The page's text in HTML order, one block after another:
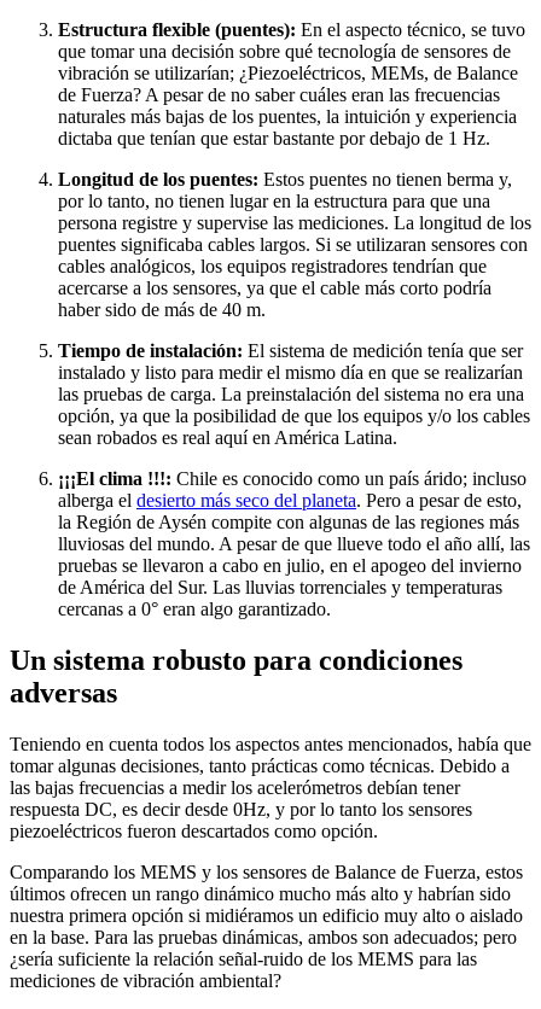
Estructura flexible (puentes): En el aspecto técnico, se tuvo
que tomar una decisión sobre qué tecnología de sensores de
vibración se utilizarían; ¿Piezoeléctricos, MEMs, de Balance
de Fuerza? A pesar de no saber cuáles eran las frecuencias
naturales más bajas de los puentes, la intuición y experiencia
dictaba que tenían que estar bastante por debajo de 1 Hz.
Longitud de los puentes: Estos puentes no tienen berma y,
por lo tanto, no tienen lugar en la estructura para que una
persona registre y supervise las mediciones. La longitud de los
puentes significaba cables largos. Si se utilizaran sensores con
cables analógicos, los equipos registradores tendrían que
acercarse a los sensores, ya que el cable más corto podría
haber sido de más de 40 m.
Tiempo de instalación: El sistema de medición tenía que ser
instalado y listo para medir el mismo día en que se realizarían
las pruebas de carga. La preinstalación del sistema no era una
opción, ya que la posibilidad de que los equipos y/o los cables
sean robados es real aquí en América Latina.
¡¡¡El clima !!!: Chile es conocido como un país árido; incluso
alberga el desierto más seco del planeta. Pero a pesar de esto,
la Región de Aysén compite con algunas de las regiones más
lluviosas del mundo. A pesar de que llueve todo el año allí, las
pruebas se llevaron a cabo en julio, en el apogeo del invierno
de América del Sur. Las lluvias torrenciales y temperaturas
cercanas a 0° eran algo garantizado.
Un sistema robusto para condiciones
adversas
Teniendo en cuenta todos los aspectos antes mencionados, había que
tomar algunas decisiones, tanto prácticas como técnicas. Debido a
las bajas frecuencias a medir los acelerómetros debían tener
respuesta DC, es decir desde 0Hz, y por lo tanto los sensores
piezoeléctricos fueron descartados como opción.
Comparando los MEMS y los sensores de Balance de Fuerza, estos
últimos ofrecen un rango dinámico mucho más alto y habrían sido
nuestra primera opción si midiéramos un edificio muy alto o aislado
en la base. Para las pruebas dinámicas, ambos son adecuados; pero
¿sería suficiente la relación señal-ruido de los MEMS para las
mediciones de vibración ambiental?